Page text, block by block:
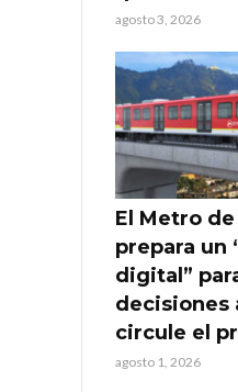
agosto 3, 2026
El Metro
prepara un
digital”
decisiones
circule el
agosto 1, 2026